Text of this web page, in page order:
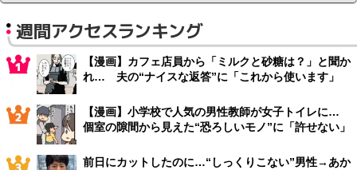
週間アクセスランキング
【漫画】カフェ店員から「ミルクと砂糖は？」と聞か
れ… 夫の“ナイスな返答”に「これから使います」
【漫画】小学校で人気の男性教師が女子トイレに…
個室の隙間から見えた“恐ろしいモノ”に「許せない」
前日にカットしたのに…“しっくりこない”男性→あか